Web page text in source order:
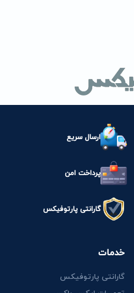
ارسال سریع
پرداخت امن
گارانتی پارتوفیکس
خدمات
گارانتی پارتوفیکس